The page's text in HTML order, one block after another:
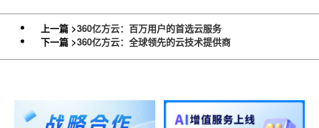
上一篇 >360亿方云：百万用户的首选云服务
下一篇 >360亿方云：全球领先的云技术提供商